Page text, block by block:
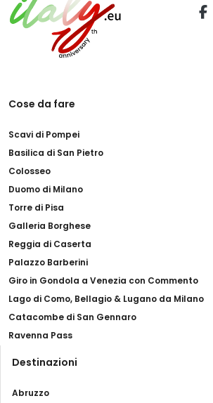
Cose da fare
Scavi di Pompei
Basilica di San Pietro
Colosseo
Duomo di Milano
Torre di Pisa
Galleria Borghese
Reggia di Caserta
Palazzo Barberini
Giro in Gondola a Venezia con Commento
Lago di Como, Bellagio & Lugano da Milano
Catacombe di San Gennaro
Ravenna Pass
Destinazioni
Abruzzo